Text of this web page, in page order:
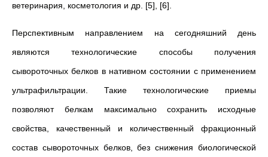
ветеринария, косметология и др. [5], [6].
Перспективным направлением на сегодняшний день
являются технологические способы получения
сывороточных белков в нативном состоянии с применением
ультрафильтрации. Такие технологические приемы
позволяют белкам максимально сохранить исходные
свойства, качественный и количественный фракционный
состав сывороточных белков, без снижения биологической